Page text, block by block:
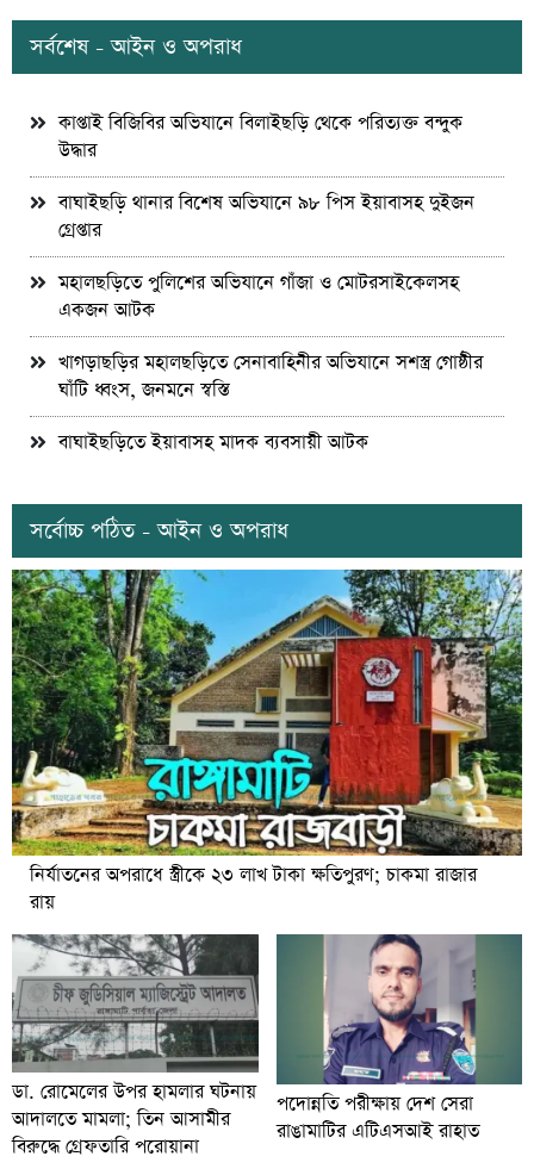
সর্বশেষ - আইন ও অপরাধ
কাপ্তাই বিজিবির অভিযানে বিলাইছড়ি থেকে পরিত্যক্ত বন্দুক
উদ্ধার
বাঘাইছড়ি থানার বিশেষ অভিযানে ৯৮ পিস ইয়াবাসহ দুইজন
গ্রেপ্তার
মহালছড়িতে পুলিশের অভিযানে গাঁজা ও মোটরসাইকেলসহ
একজন আটক
খাগড়াছড়ির মহালছড়িতে সেনাবাহিনীর অভিযানে সশস্ত্র গোষ্ঠীর
ঘাঁটি ধ্বংস, জনমনে স্বস্তি
বাঘাইছড়িতে ইয়াবাসহ মাদক ব্যবসায়ী আটক
সর্বোচ্চ পঠিত - আইন ও অপরাধ
নির্যাতনের অপরাধে স্ত্রীকে ২৩ লাখ টাকা ক্ষতিপুরণ; চাকমা রাজার
রায়
ডা. রোমেলের উপর হামলার ঘটনায়
আদালতে মামলা; তিন আসামীর
বিরুদ্ধে গ্রেফতারি পরোয়ানা
পদোন্নতি পরীক্ষায় দেশ সেরা
রাঙামাটির এটিএসআই রাহাত